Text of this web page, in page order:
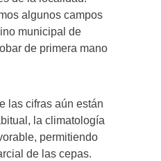
algunos campos
municipal de
de primera mano
las cifras aún están
la climatología
permitiendo
de las cepas.